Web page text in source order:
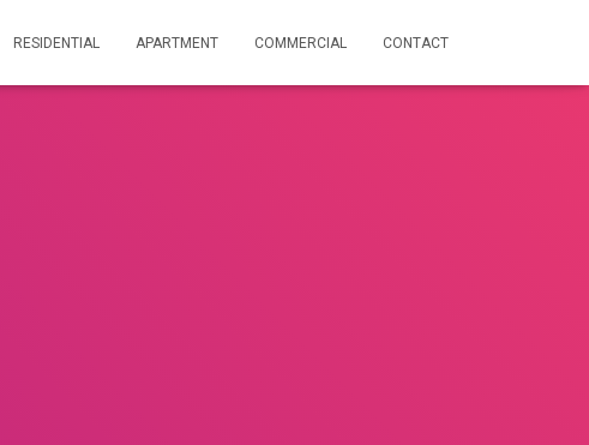
RESIDENTIAL APARTMENT COMMERCIAL CONTACT